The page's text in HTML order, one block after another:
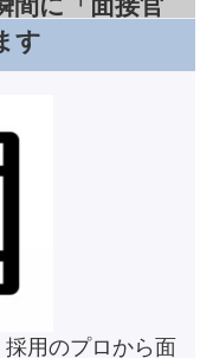
間に「面接官
す
用のプロから面